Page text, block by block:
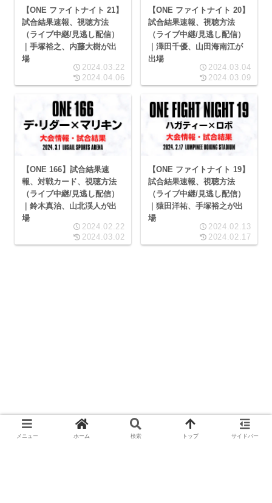
【ONE ファイトナイト 21】
試合結果速報、視聴方法
（ライブ中継/見逃し配信）
｜手塚裕之、内藤大樹が出
場
2024.03.22
2024.04.06
【ONE ファイトナイト 20】
試合結果速報、視聴方法
（ライブ中継/見逃し配信）
｜澤田千優、山田海南江が
出場
2024.03.04
2024.03.09
【ONE 166】試合結果速
報、対戦カード、視聴方法
（ライブ中継/見逃し配信）
｜鈴木真治、山北渓人が出
場
2024.02.22
2024.03.02
【ONE ファイトナイト 19】
試合結果速報、視聴方法
（ライブ中継/見逃し配信）
｜猿田洋祐、手塚裕之が出
場
2024.02.13
2024.02.17
メニュー ホーム 検索 トップ サイドバー